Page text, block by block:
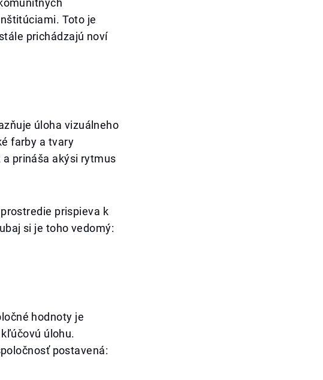
Toto je
prichádzajú noví
úloha vizuálneho
farby a tvary
prináša akýsi rytmus
prispieva k
si je toho vedomý:
hodnoty je
úlohu.
postavená: